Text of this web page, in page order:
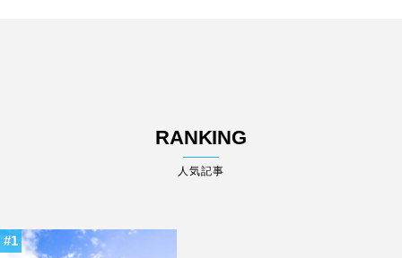
RANKING
人気記事
1